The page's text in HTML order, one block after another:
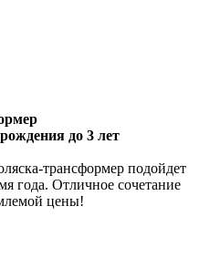
до 3 лет
трансформер подойдет
года. Отличное сочетание
цены!